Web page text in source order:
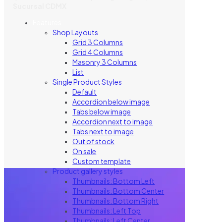
Shop Layouts
Grid 3 Columns
Grid 4 Columns
Masonry 3 Columns
List
Single Product Styles
Default
Accordion below image
Tabs below image
Accordion next to image
Tabs next to image
Out of stock
On sale
Custom template
Product gallery styles
Thumbnails: Bottom Left
Thumbnails: Bottom Center
Thumbnails: Bottom Right
Thumbnails: Left Top